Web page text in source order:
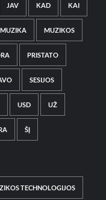
JAV KAD KAI
MUZIKA MUZIKOS
PRISTATO
SESIJOS
USD UŽ
ŠĮ
TECHNOLOGIJOS